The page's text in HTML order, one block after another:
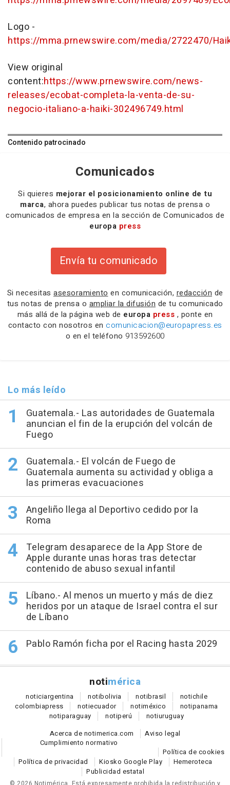
Logo -
https://mma.prnewswire.com/media/2722470/
View original
content:https://www.prnewswire.com/news-
releases/ecobat-completa-la-venta-de-su-
negocio-italiano-a-haiki-302496749.html
Contenido patrocinado
Comunicados
Si quieres mejorar el posicionamiento online de tu
marca, ahora puedes publicar tus notas de prensa o
comunicados de empresa en la sección de Comunicados de
europa press
Envía tu comunicado
Si necesitas asesoramiento en comunicación, redacción de
tus notas de prensa o ampliar la difusión de tu comunicado
más allá de la página web de europa press , ponte en
contacto con nosotros en comunicacion@europapress.es
o en el teléfono 913592600
Lo más leído
Guatemala.- Las autoridades de Guatemala
anuncian el fin de la erupción del volcán de
Fuego
Guatemala.- El volcán de Fuego de
Guatemala aumenta su actividad y obliga a
las primeras evacuaciones
Angeliño llega al Deportivo cedido por la
Roma
Telegram desaparece de la App Store de
Apple durante unas horas tras detectar
contenido de abuso sexual infantil
Líbano.- Al menos un muerto y más de diez
heridos por un ataque de Israel contra el sur
de Líbano
Pablo Ramón ficha por el Racing hasta 2029
notimérica
noticiargentina notibolivia notibrasil notichile
colombiapress notiecuador notiméxico notipanama
notiparaguay notiperú notiuruguay
Acerca de notimerica.com
Aviso legal
Cumplimiento normativo
Política de cookies
Política de privacidad
Kiosko Google Play
Hemeroteca
Publicidad estatal